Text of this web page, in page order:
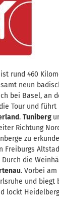
rund 460
neun
bei Basel, an
Tour und
. Tuniberg
Richtung
zu
Freiburgs
die
. Vorbei
und biegt
lockt